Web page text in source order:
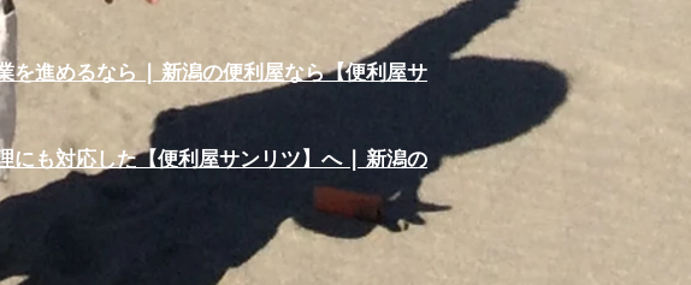
を進めるなら | 新潟の便利屋なら【便利屋サ
にも対応した【便利屋サンリツ】へ | 新潟の